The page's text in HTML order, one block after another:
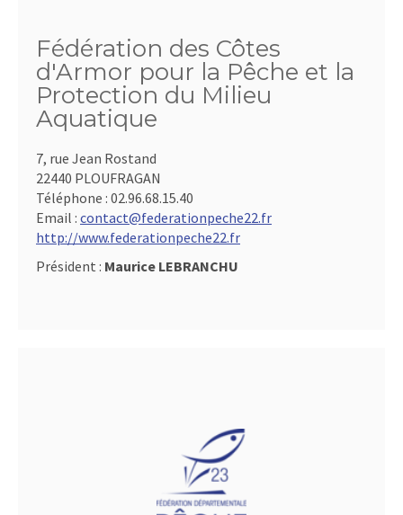
Fédération des Côtes
d'Armor pour la Pêche et la
Protection du Milieu
Aquatique
7, rue Jean Rostand
22440 PLOUFRAGAN
Téléphone : 02.96.68.15.40
Email : contact@federationpeche22.fr
http://www.federationpeche22.fr
Président : Maurice LEBRANCHU